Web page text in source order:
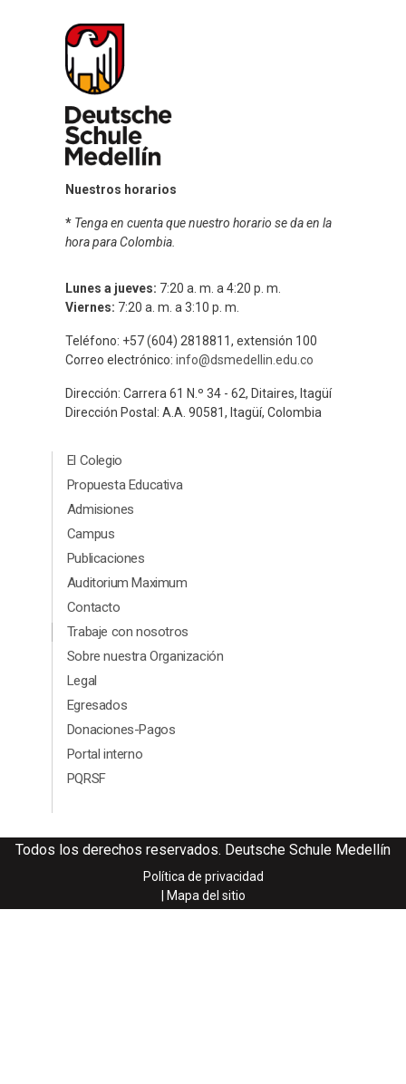
Nuestros horarios
* Tenga en cuenta que nuestro horario se da en la
hora para Colombia.
Lunes a jueves: 7:20 a. m. a 4:20 p. m.
Viernes: 7:20 a. m. a 3:10 p. m.
Teléfono: +57 (604) 2818811, extensión 100
Correo electrónico: info@dsmedellin.edu.co
Dirección: Carrera 61 N.º 34 - 62, Ditaires, Itagüí
Dirección Postal: A.A. 90581, Itagüí, Colombia
Menú Principal Footer
El Colegio
Propuesta Educativa
Admisiones
Campus
Publicaciones
Auditorium Maximum
Contacto
Menú segundario Footer
Trabaje con nosotros
Sobre nuestra Organización
Legal
Egresados
Donaciones-Pagos
Portal interno
PQRSF
Todos los derechos reservados. Deutsche Schule Medellín
Política de privacidad
| Mapa del sitio